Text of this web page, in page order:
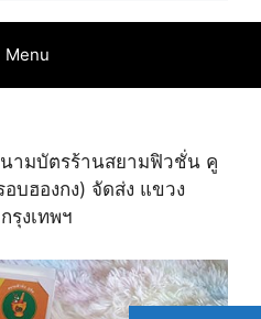
Menu
ามบัตรร้านสยามฟิวชั่น คู
ฮองกง) จัดส่ง แขวง
รุงเทพฯ